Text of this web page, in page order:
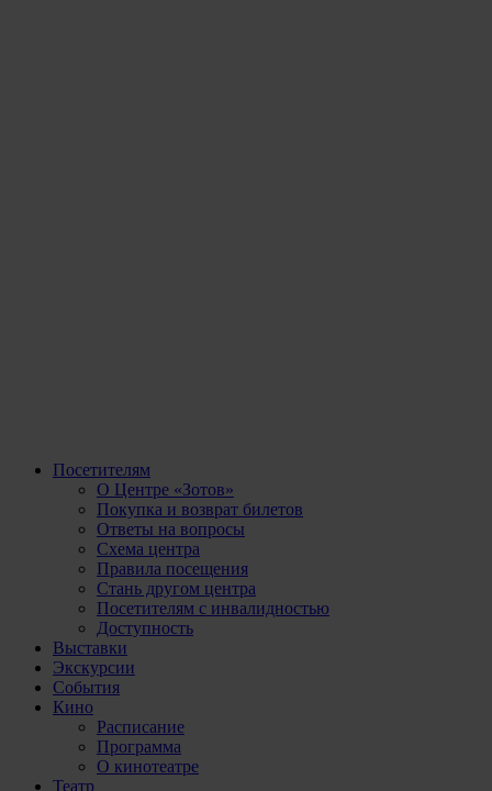
Посетителям
О Центре «Зотов»
Покупка и возврат билетов
Ответы на вопросы
Схема центра
Правила посещения
Стань другом центра
Посетителям с инвалидностью
Доступность
Выставки
Экскурсии
События
Кино
Расписание
Программа
О кинотеатре
Театр